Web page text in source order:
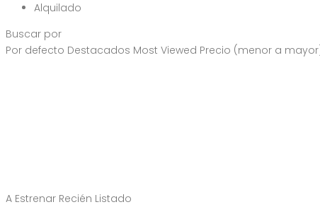
Alquilado
Buscar por
Por defecto Destacados Most Viewed Precio (menor a
A Estrenar Recién Listado